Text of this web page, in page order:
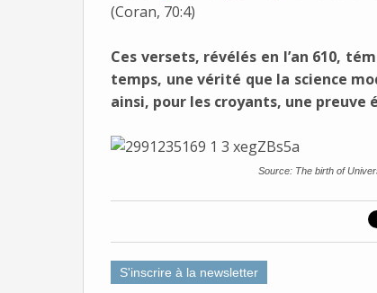
(Coran, 70:4)
Ces versets, révélés en l’an 610,
temps, une vérité que la science
ainsi, pour les croyants, une preuve
Source: The birth of
S'inscrire à la newsletter